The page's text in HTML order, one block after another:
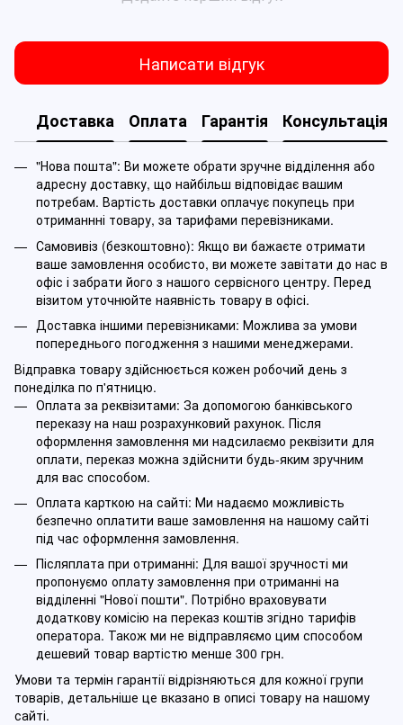
Написати відгук
Доставка Оплата Гарантія Консультація
"Нова пошта": Ви можете обрати зручне відділення або
адресну доставку, що найбільш відповідає вашим
потребам. Вартість доставки оплачує покупець при
отриманнні товару, за тарифами перевізниками.
Самовивіз (безкоштовно): Якщо ви бажаєте отримати
ваше замовлення особисто, ви можете завітати до нас в
офіс і забрати його з нашого сервісного центру. Перед
візитом уточнюйте наявність товару в офісі.
Доставка іншими перевізниками: Можлива за умови
попереднього погодження з нашими менеджерами.
Відправка товару здійснюється кожен робочий день з
понеділка по п'ятницю.
Оплата за реквізитами: За допомогою банківського
переказу на наш розрахунковий рахунок. Після
оформлення замовлення ми надсилаємо реквізити для
оплати, переказ можна здійснити будь-яким зручним
для вас способом.
Оплата карткою на сайті: Ми надаємо можливість
безпечно оплатити ваше замовлення на нашому сайті
під час оформлення замовлення.
Післяплата при отриманні: Для вашої зручності ми
пропонуємо оплату замовлення при отриманні на
відділенні "Нової пошти". Потрібно враховувати
додаткову комісію на переказ коштів згідно тарифів
оператора. Також ми не відправляємо цим способом
дешевий товар вартістю менше 300 грн.
Умови та термін гарантії відрізняються для кожної групи
товарів, детальніше це вказано в описі товару на нашому
сайті.